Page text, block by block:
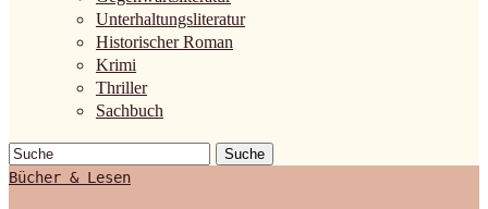
Unterhaltungsliteratur
Historischer Roman
Krimi
Thriller
Sachbuch
Suche
Bücher & Lesen